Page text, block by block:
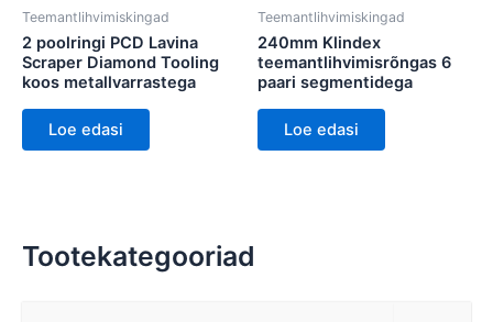
Teemantlihvimiskingad
2 poolringi PCD Lavina
Scraper Diamond Tooling
koos metallvarrastega
Loe edasi
Teemantlihvimiskingad
240mm Klindex
teemantlihvimisrõngas 6
paari segmentidega
Loe edasi
Tootekategooriad